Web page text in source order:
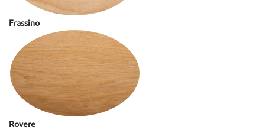
Frassino
Rovere